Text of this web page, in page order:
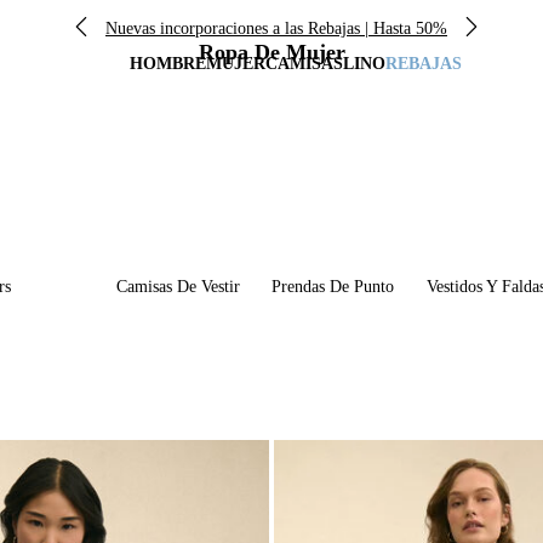
Nuevas incorporaciones a las Rebajas | Hasta 50%
HOMBREMUJERCAMISASLINOREBAJAS
Ropa De Mujer
Camisas De Vestir Prendas De Punto Vestidos Y